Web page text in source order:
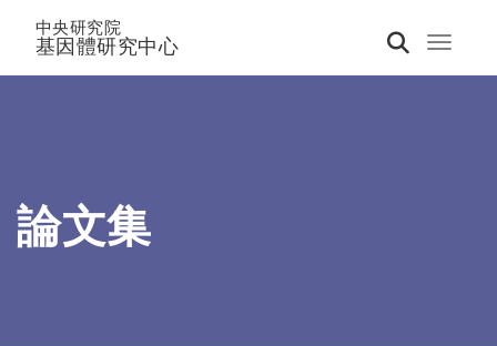
Toggle
中央研究院
基因體研究中心
論文集